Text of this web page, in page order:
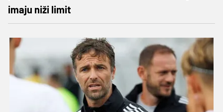
imaju niži limit